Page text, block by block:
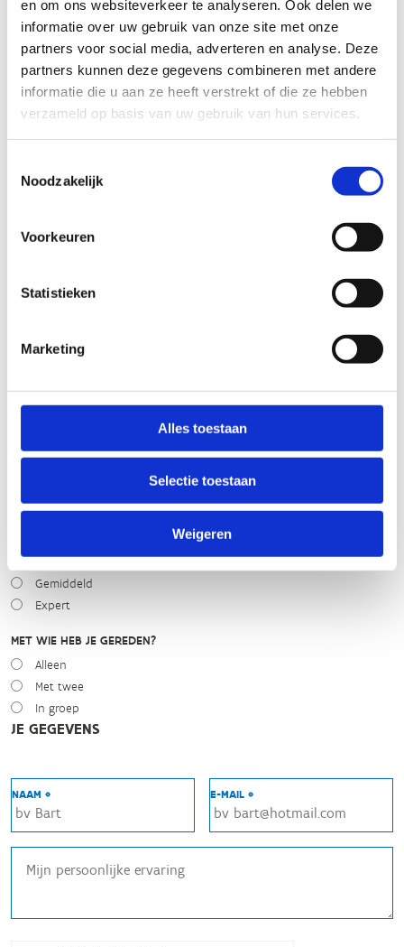
en om ons websiteverkeer te analyseren. Ook delen we
informatie over uw gebruik van onze site met onze
partners voor social media, adverteren en analyse. Deze
partners kunnen deze gegevens combineren met andere
informatie die u aan ze heeft verstrekt of die ze hebben
verzameld op basis van uw gebruik van hun services.
Noodzakelijk
Voorkeuren
Statistieken
Marketing
Alles toestaan
Selectie toestaan
Weigeren
TECHNISCHE MOEILIJKHEIDSGRAAD
makkelijk moeilijk
BEWEGWIJZERING
TIP:ontbrekende signalisatie kan je melden via het
WEER
Bewolkt
Winters
Beginner
Gemiddeld
Expert
MET WIE HEB JE GEREDEN?
Alleen
Met twee
In groep
JE GEGEVENS
NAAM * E-MAIL *